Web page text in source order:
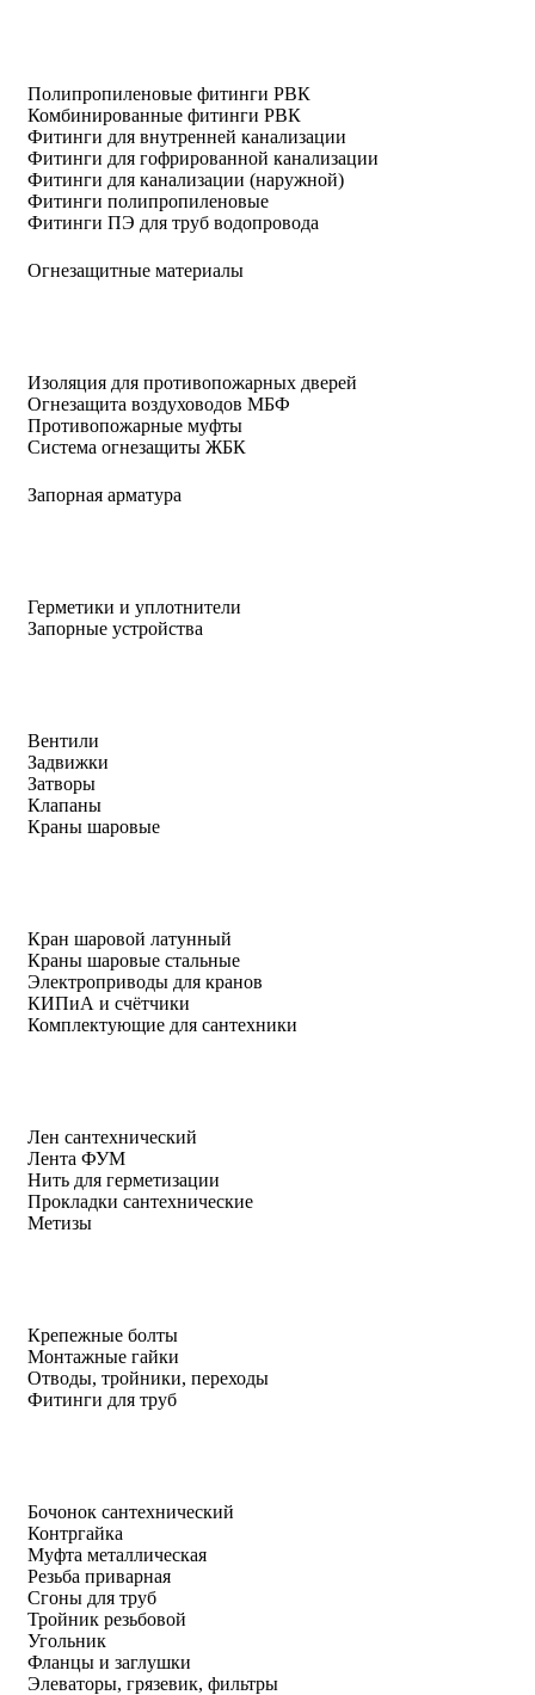
Полипропиленовые фитинги РВК
Комбинированные фитинги РВК
Фитинги для внутренней канализации
Фитинги для гофрированной канализации
Фитинги для канализации (наружной)
Фитинги полипропиленовые
Фитинги ПЭ для труб водопровода
Огнезащитные материалы
Изоляция для противопожарных дверей
Огнезащита воздуховодов МБФ
Противопожарные муфты
Система огнезащиты ЖБК
Запорная арматура
Герметики и уплотнители
Запорные устройства
Вентили
Задвижки
Затворы
Клапаны
Краны шаровые
Кран шаровой латунный
Краны шаровые стальные
Электроприводы для кранов
КИПиА и счётчики
Комплектующие для сантехники
Лен сантехнический
Лента ФУМ
Нить для герметизации
Прокладки сантехнические
Метизы
Крепежные болты
Монтажные гайки
Отводы, тройники, переходы
Фитинги для труб
Бочонок сантехнический
Контргайка
Муфта металлическая
Резьба приварная
Сгоны для труб
Тройник резьбовой
Угольник
Фланцы и заглушки
Элеваторы, грязевик, фильтры